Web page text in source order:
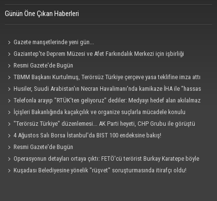
Günün Öne Çıkan Haberleri
Gazete manşetlerinde yeni gün...
Gaziantep'te Deprem Müzesi ve Afet Farkındalık Merkezi için işbirliği
protokolü imzalandı
Resmi Gazete'de Bugün
TBMM Başkanı Kurtulmuş, Terörsüz Türkiye çerçeve yasa teklifine imza attı
Husiler, Suudi Arabistan'ın Necran Havalimanı'nda kamikaze İHA ile "hassas
bir hedefi" vurduklarını açıkladı
Telefonla arayıp "RTÜK'ten geliyoruz" dediler: Medyayı hedef alan akılalmaz
tuzak ifşa oldu
İçişleri Bakanlığında kaçakçılık ve organize suçlarla mücadele konulu
güvenlik toplantısı yapıldı
"Terörsüz Türkiye" düzenlemesi... AK Parti heyeti, CHP Grubu ile görüştü
4 Ağustos Salı Borsa İstanbul'da BIST 100 endeksine bakış!
Resmi Gazete'de Bugün
Operasyonun detayları ortaya çıktı: FETÖ'cü terörist Burkay Karatepe böyle
yakalandı!
Kuşadası Belediyesine yönelik "rüşvet" soruşturmasında itirafçı oldu!